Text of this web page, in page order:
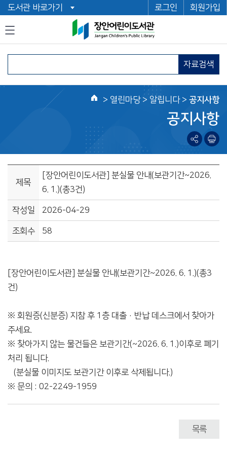
도서관 바로가기 로그인 회원가입
자료검색
홈
> 열린마당> 알립니다 > 공지사항
공지사항
제목
[장안어린이도서관] 분실물 안내(보관기간~2026.
6. 1.)(총3건)
작성일 2026-04-29
조회수 58
[장안어린이도서관] 분실물 안내(보관기간~2026. 6. 1.)(총3
건)
※ 회원증(신분증) 지참 후 1층 대출·반납 데스크에서 찾아가
주세요.
※ 찾아가지 않는 물건들은 보관기간(~2026. 6. 1.)이후로 폐기
처리 됩니다.
(분실물 이미지도 보관기간 이후로 삭제됩니다.)
※ 문의 : 02-2249-1959
목록